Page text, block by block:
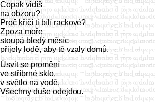
Copak vidíš
na obzoru?
Proč křičí ti bílí rackové?
Zpoza moře
stoupá bledý měsíc –
přijely lodě, aby tě vzaly domů.
Úsvit se promění
ve stříbrné sklo,
v světlo na vodě.
Všechny duše odejdou.